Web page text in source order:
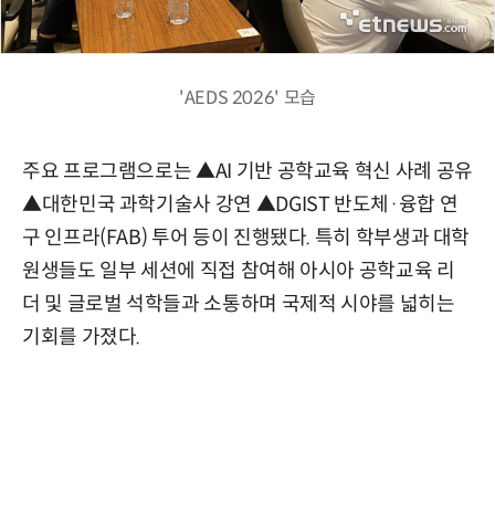
'AEDS 2026' 모습
주요 프로그램으로는 ▲AI 기반 공학교육 혁신 사례 공유
▲대한민국 과학기술사 강연 ▲DGIST 반도체·융합 연
구 인프라(FAB) 투어 등이 진행됐다. 특히 학부생과 대학
원생들도 일부 세션에 직접 참여해 아시아 공학교육 리
더 및 글로벌 석학들과 소통하며 국제적 시야를 넓히는
기회를 가졌다.